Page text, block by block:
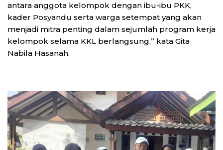
antara anggota kelompok dengan ibu-ibu PKK,
kader Posyandu serta warga setempat yang akan
menjadi mitra penting dalam sejumlah program kerja
kelompok selama KKL berlangsung,” kata Gita
Nabila Hasanah.